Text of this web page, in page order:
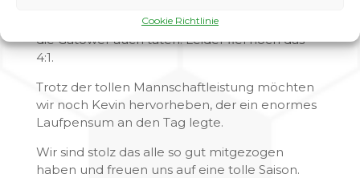
Cookie Richtlinie
an und nun hieß es nur noch gegenhalten, was
die Gatower auch taten. Leider fiel noch das
4:1.
Trotz der tollen Mannschaftleistung möchten
wir noch Kevin hervorheben, der ein enormes
Laufpensum an den Tag legte.
Wir sind stolz das alle so gut mitgezogen
haben und freuen uns auf eine tolle Saison.